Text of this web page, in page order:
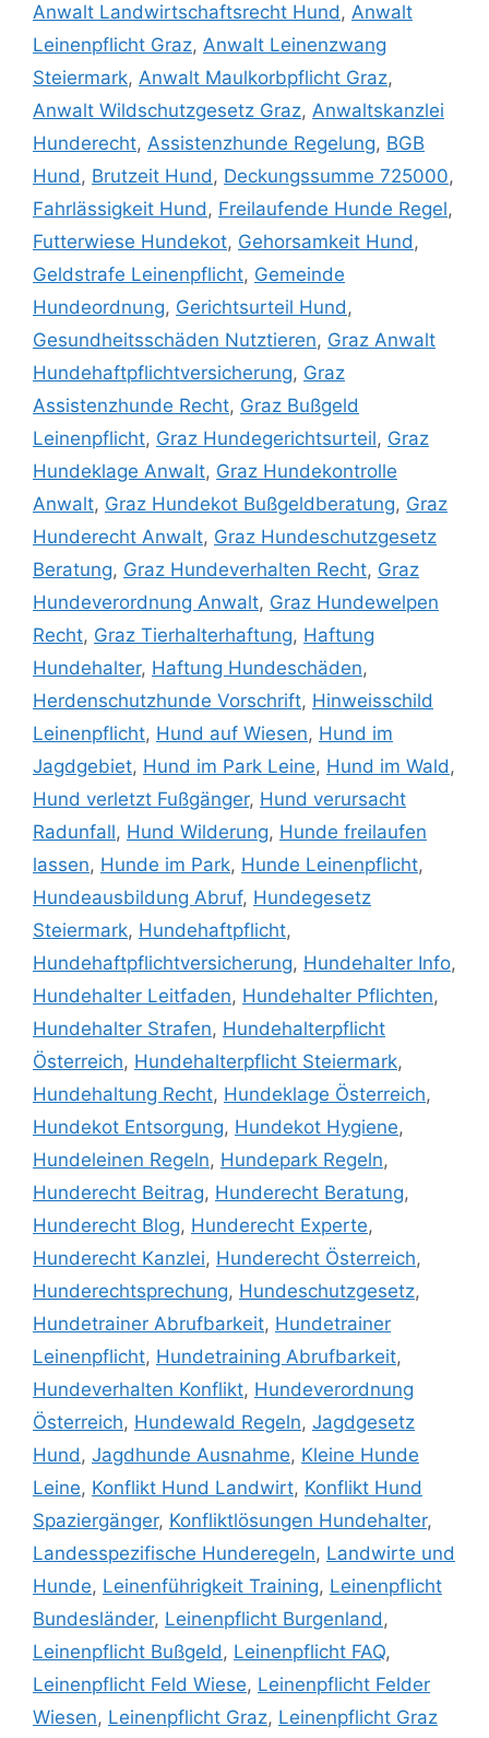
Anwalt Landwirtschaftsrecht Hund, Anwalt
Leinenpflicht Graz, Anwalt Leinenzwang
Steiermark, Anwalt Maulkorbpflicht Graz,
Anwalt Wildschutzgesetz Graz, Anwaltskanzlei
Hunderecht, Assistenzhunde Regelung, BGB
Hund, Brutzeit Hund, Deckungssumme 725000,
Fahrlässigkeit Hund, Freilaufende Hunde Regel,
Futterwiese Hundekot, Gehorsamkeit Hund,
Geldstrafe Leinenpflicht, Gemeinde
Hundeordnung, Gerichtsurteil Hund,
Gesundheitsschäden Nutztieren, Graz Anwalt
Hundehaftpflichtversicherung, Graz
Assistenzhunde Recht, Graz Bußgeld
Leinenpflicht, Graz Hundegerichtsurteil, Graz
Hundeklage Anwalt, Graz Hundekontrolle
Anwalt, Graz Hundekot Bußgeldberatung, Graz
Hunderecht Anwalt, Graz Hundeschutzgesetz
Beratung, Graz Hundeverhalten Recht, Graz
Hundeverordnung Anwalt, Graz Hundewelpen
Recht, Graz Tierhalterhaftung, Haftung
Hundehalter, Haftung Hundeschäden,
Herdenschutzhunde Vorschrift, Hinweisschild
Leinenpflicht, Hund auf Wiesen, Hund im
Jagdgebiet, Hund im Park Leine, Hund im Wald,
Hund verletzt Fußgänger, Hund verursacht
Radunfall, Hund Wilderung, Hunde freilaufen
lassen, Hunde im Park, Hunde Leinenpflicht,
Hundeausbildung Abruf, Hundegesetz
Steiermark, Hundehaftpflicht,
Hundehaftpflichtversicherung, Hundehalter Info,
Hundehalter Leitfaden, Hundehalter Pflichten,
Hundehalter Strafen, Hundehalterpflicht
Österreich, Hundehalterpflicht Steiermark,
Hundehaltung Recht, Hundeklage Österreich,
Hundekot Entsorgung, Hundekot Hygiene,
Hundeleinen Regeln, Hundepark Regeln,
Hunderecht Beitrag, Hunderecht Beratung,
Hunderecht Blog, Hunderecht Experte,
Hunderecht Kanzlei, Hunderecht Österreich,
Hunderechtsprechung, Hundeschutzgesetz,
Hundetrainer Abrufbarkeit, Hundetrainer
Leinenpflicht, Hundetraining Abrufbarkeit,
Hundeverhalten Konflikt, Hundeverordnung
Österreich, Hundewald Regeln, Jagdgesetz
Hund, Jagdhunde Ausnahme, Kleine Hunde
Leine, Konflikt Hund Landwirt, Konflikt Hund
Spaziergänger, Konfliktlösungen Hundehalter,
Landesspezifische Hunderegeln, Landwirte und
Hunde, Leinenführigkeit Training, Leinenpflicht
Bundesländer, Leinenpflicht Burgenland,
Leinenpflicht Bußgeld, Leinenpflicht FAQ,
Leinenpflicht Feld Wiese, Leinenpflicht Felder
Wiesen, Leinenpflicht Graz, Leinenpflicht Graz